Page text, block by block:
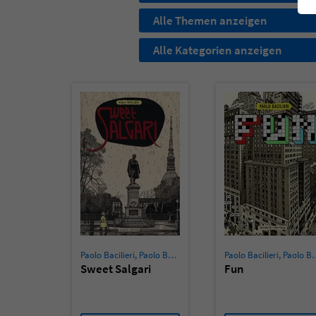
Alle Themen anzeigen
Alle Kategorien anzeigen
Paolo Bacilieri, Paolo Bacilieri
Sweet Salgari
Paolo Bacilieri, Paolo Bacilieri
Fun